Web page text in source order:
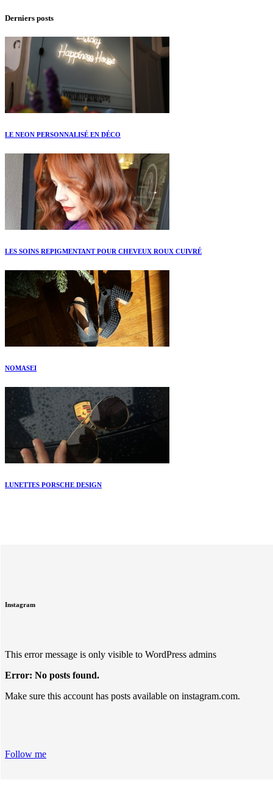
Derniers posts
LE NEON PERSONNALISÉ EN DÉCO
LES SOINS REPIGMENTANT POUR CHEVEUX ROUX CUIVRÉ
NOMASEI
LUNETTES PORSCHE DESIGN
Instagram
This error message is only visible to WordPress admins
Error: No posts found.
Make sure this account has posts available on instagram.com.
Follow me